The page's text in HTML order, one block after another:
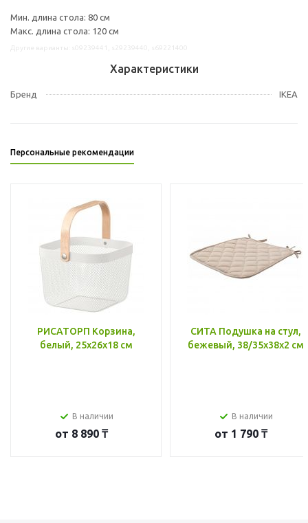
Мин. длина стола: 80 см
Макс. длина стола: 120 см
Характеристики
Бренд IKEA
Персональные рекомендации
РИСАТОРП Корзина,
белый, 25x26x18 см
В наличии
от 8 890 ₸
СИТА Подушка на стул,
бежевый, 38/35x38x2 см
В наличии
от 1 790 ₸